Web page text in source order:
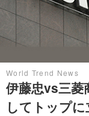
World Trend News
伊藤忠vs三菱
してトップ